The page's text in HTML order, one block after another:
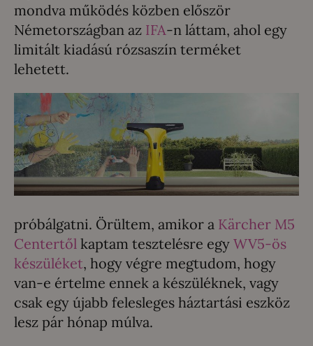
mondva működés közben először
Németországban az IFA-n láttam, ahol egy
limitált kiadású rózsaszín terméket
lehetett.
próbálgatni. Örültem, amikor a Kärcher M5
Centertől kaptam tesztelésre egy WV5-ös
készüléket, hogy végre megtudom, hogy
van-e értelme ennek a készüléknek, vagy
csak egy újabb felesleges háztartási eszköz
lesz pár hónap múlva.